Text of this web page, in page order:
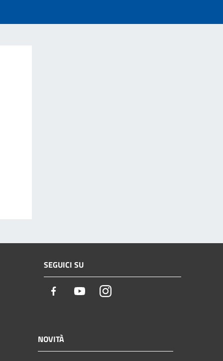
SEGUICI SU
Facebook YoutubeInstagram
NOVITÀ